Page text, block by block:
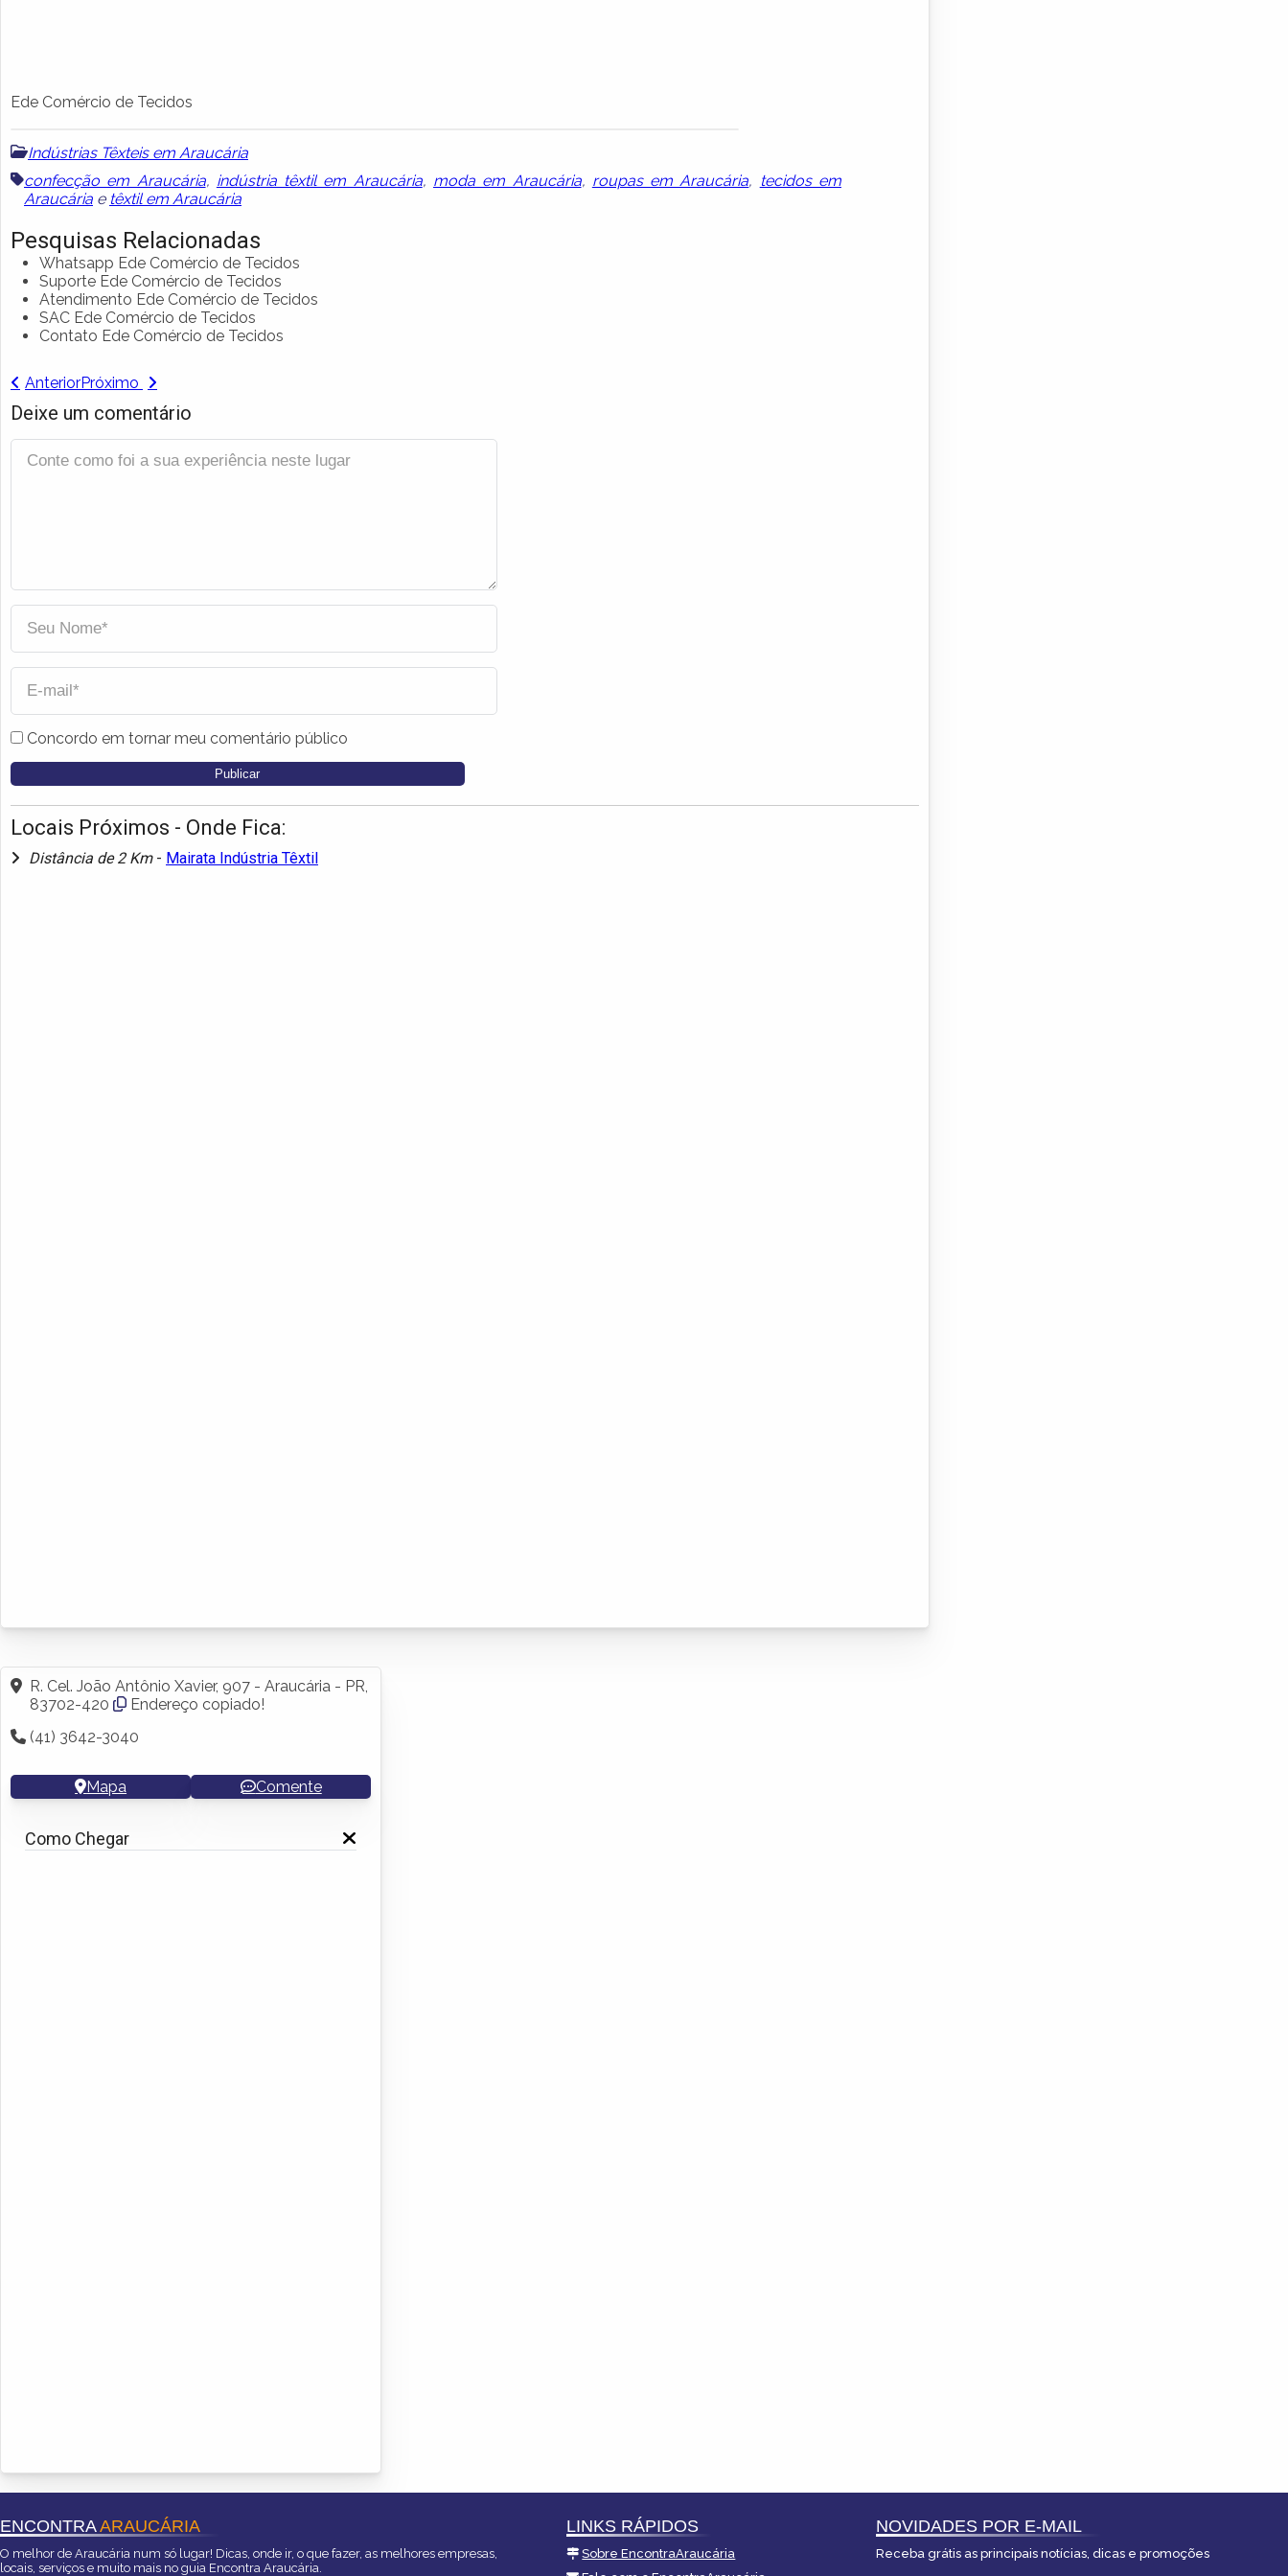
Ede Comércio de Tecidos
Indústrias Têxteis em Araucária
confecção em Araucária, indústria têxtil em Araucária, moda em Araucária, roupas em Araucária, tecidos em
Araucária e têxtil em Araucária
Pesquisas Relacionadas
Whatsapp Ede Comércio de Tecidos
Suporte Ede Comércio de Tecidos
Atendimento Ede Comércio de Tecidos
SAC Ede Comércio de Tecidos
Contato Ede Comércio de Tecidos
AnteriorPróximo
Deixe um comentário
Concordo em tornar meu comentário público
Locais Próximos - Onde Fica:
Distância de 2 Km - Mairata Indústria Têxtil
R. Cel. João Antônio Xavier, 907 - Araucária - PR,
83702-420
Endereço copiado!
(41) 3642-3040
Mapa Comente
Como Chegar
ENCONTRAARAUCÁRIA
O melhor de Araucária num só lugar! Dicas, onde ir, o que fazer, as melhores empresas,
locais, serviços e muito mais no guia Encontra Araucária.
LINKS RÁPIDOS
Sobre EncontraAraucária
NOVIDADES POR E-MAIL
Receba grátis as principais notícias, dicas e promoções